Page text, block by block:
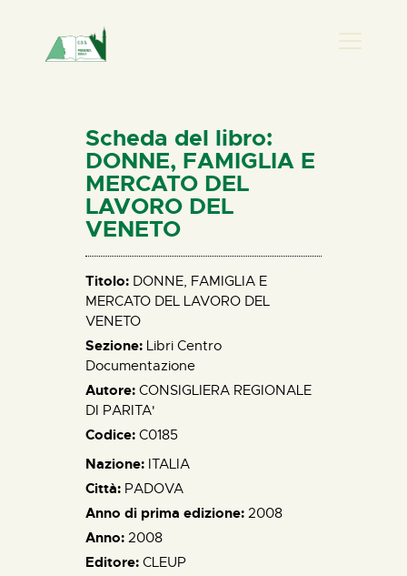
HOME
CHI SIAMO
NEWS
PERCORSI
BIBLIOTECA
ELISA SALERNO
CONTATTI
Scheda del libro:
DONNE, FAMIGLIA E
MERCATO DEL
LAVORO DEL
VENETO
Titolo: DONNE, FAMIGLIA E
MERCATO DEL LAVORO DEL
VENETO
Sezione: Libri Centro
Documentazione
Autore: CONSIGLIERA REGIONALE
DI PARITA'
Codice: C0185
Nazione: ITALIA
Città: PADOVA
Anno di prima edizione: 2008
Anno: 2008
Editore: CLEUP